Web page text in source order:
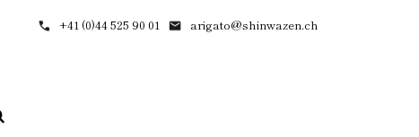
+41 (0)44 525 90 01 arigato@shinwazen.ch